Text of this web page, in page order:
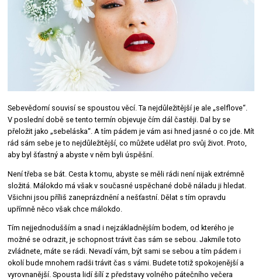
Sebevědomí souvisí se spoustou věcí. Ta nejdůležitější je ale „selflove“.
V poslední době se tento termín objevuje čím dál častěji. Dal by se
přeložit jako „sebeláska“. A tím pádem je vám asi hned jasné o co jde. Mít
rád sám sebe je to nejdůležitější, co můžete udělat pro svůj život. Proto,
aby byl šťastný a abyste v něm byli úspěšní.
Není třeba se bát. Cesta k tomu, abyste se měli rádi není nijak extrémně
složitá. Málokdo má však v současné uspěchané době náladu ji hledat.
Všichni jsou příliš zaneprázdnění a nešťastní. Dělat s tím opravdu
upřímně něco však chce málokdo.
Tím nejjednodušším a snad i nejzákladnějším bodem, od kterého je
možné se odrazit, je schopnost trávit čas sám se sebou. Jakmile toto
zvládnete, máte se rádi. Nevadí vám, být sami se sebou a tím pádem i
okolí bude mnohem radši trávit čas s vámi. Budete totiž spokojenější a
vyrovnanější. Spousta lidí šílí z představy volného pátečního večera